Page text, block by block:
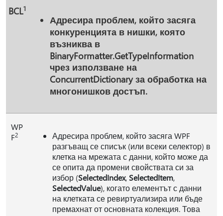
BCL1
Адресира проблем, който засяга
конкуренцията в нишки, която
възниква в
BinaryFormatter.GetTypeInformation
чрез използване на
ConcurrentDictionaryза обработка на
многонишков достъп.
WP
F2
Адресира проблем, който засяга WPF
разгъващ се списък (или всеки селектор) в
клетка на мрежата с данни, който може да
се опита да промени свойствата си за
избор (SelectedIndex, SelectedItem,
SelectedValue), когато елементът с данни
на клетката се ревиртуализира или бъде
премахнат от основната колекция. Това